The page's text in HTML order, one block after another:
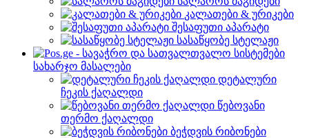
კალათები & ურიკები
შესაფუთი აპარატი
სასაწყობე სტელაჟი
სახარჯო მასალები
დეტალური
ჩეკის ქაღალდი
წებოვანი
თერმო ქაღალდი
ბეჭდვის რიბონები